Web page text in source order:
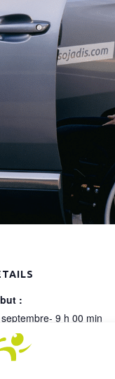
:
9 h 00 min
:
17 h 00